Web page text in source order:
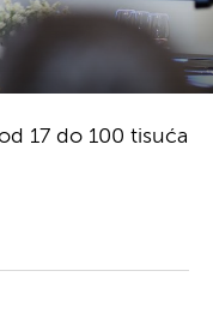
17 do 100 tisuća